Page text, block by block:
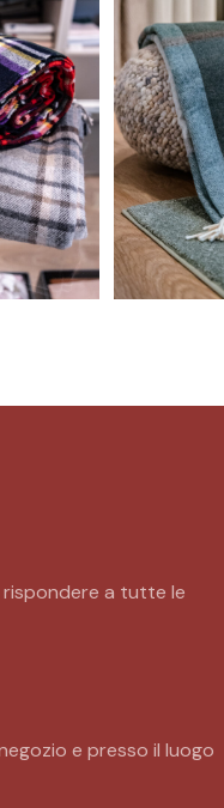
nel carrello.
a tutte le
e presso il luogo